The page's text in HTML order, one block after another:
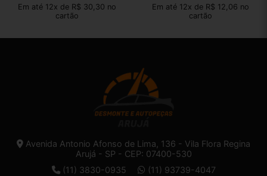
Em até 12x de R$ 30,30 no
cartão
Em até 12x de R$ 12,06 no
cartão
Avenida Antonio Afonso de Lima, 136 - Vila Flora Regina
Arujá - SP - CEP: 07400-530
(11) 3830-0935
(11) 93739-4047